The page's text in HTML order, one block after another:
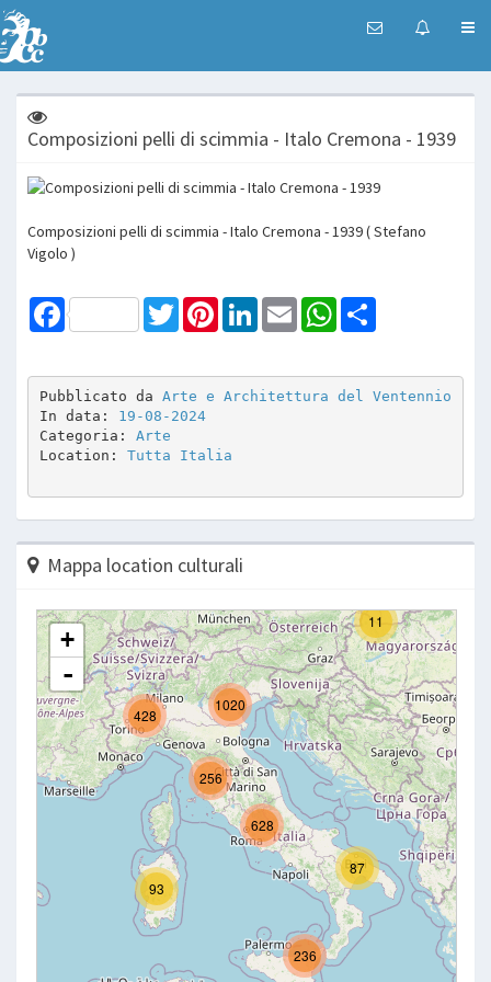
Composizioni pelli di scimmia - Italo Cremona - 1939
Composizioni pelli di scimmia - Italo Cremona - 1939 ( Stefano
Vigolo )
Facebook TwitterPinterestLinkedInEmail WhatsApp
Pubblicato da Arte e Architettura del Ventennio
In data: 19-08-2024
Categoria: Arte
Location: Tutta Italia
Mappa location culturali